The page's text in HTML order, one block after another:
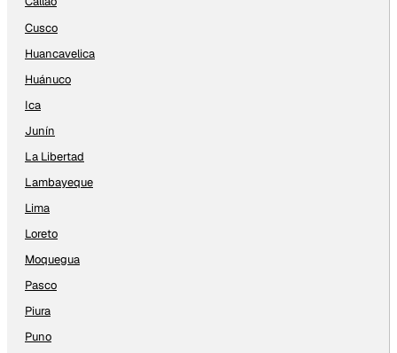
Cusco
Huancavelica
Huánuco
Ica
Junín
La Libertad
Lambayeque
Lima
Loreto
Moquegua
Pasco
Piura
Puno